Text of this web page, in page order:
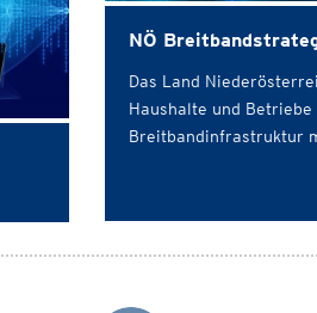
NÖ
Das Land
Haushalte und
Breitbandinfrastruktur